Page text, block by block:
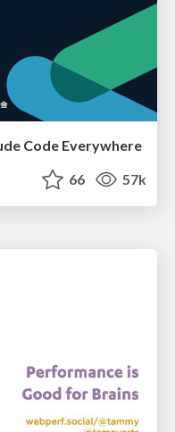
Code Everywhere
66 57k